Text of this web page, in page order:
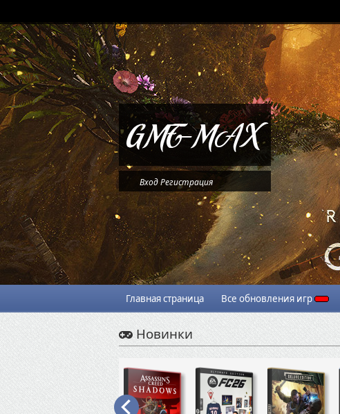
ВходРегистрация
Главная страница Все обновления игр
Новинки